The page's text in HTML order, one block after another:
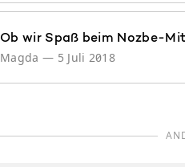
Ob wir Spaß beim Nozbe-
Magda — 5 Juli 2018